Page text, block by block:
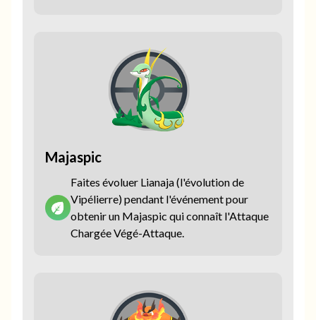
Majaspic
Faites évoluer Lianaja (l'évolution de
Vipélierre) pendant l'événement pour
obtenir un Majaspic qui connaît l'Attaque
Chargée Végé-Attaque.